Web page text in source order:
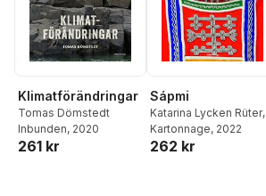
Klimatförändringar
Tomas Dömstedt
Inbunden, 2020
261 kr
Sápmi
Katarina Lycken Rüter,
Annelie Drewsen
Kartonnage, 2022
262 kr